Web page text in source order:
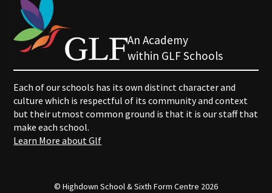
An Academy
within GLF Schools
Each of our schools has its own distinct character and
culture which is respectful of its community and context
but their utmost common ground is that it is our staff that
make each school.
Learn More about Glf
© Highdown School & Sixth Form Centre 2026